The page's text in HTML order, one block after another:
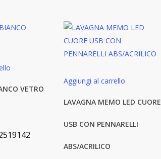
VETRO
Aggiungi al carrello
LAVAGNA MEMO LED CUORE
USB CON PENNARELLI
ABS/ACRILICO